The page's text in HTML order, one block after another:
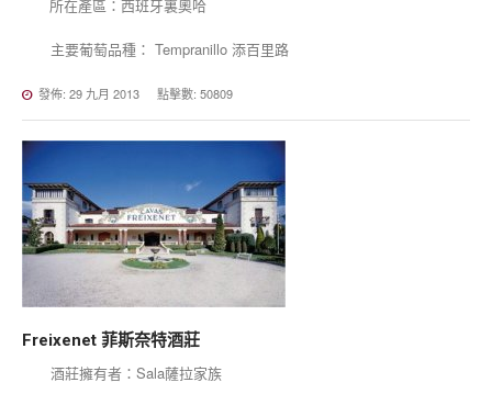
所在產區：西班牙裏奧哈
主要葡萄品種： Tempranillo 添百里路
發佈: 29 九月 2013 點擊數: 50809
Freixenet 菲斯奈特酒莊
酒莊擁有者：Sala薩拉家族